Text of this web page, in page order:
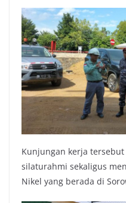
Kunjungan kerja
silaturahmi sekaligus
Nikel yang berada di